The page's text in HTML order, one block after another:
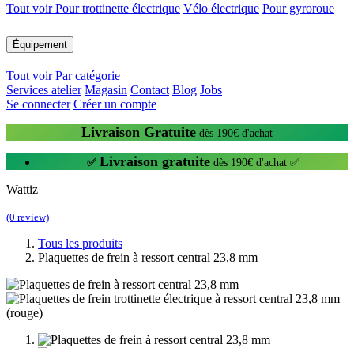
Tout voirPour trottinette électrique Vélo électrique Pour gyroroue
Équipement
Tout voirPar catégorie
Services atelier Magasin Contact Blog Jobs
Se connecter Créer un compte
Livraison Gratuite dès 190€ d'achat
✅ Livraison gratuite dès 190€ d'achat ✅
Wattiz
(0 review)
Tous les produits
Plaquettes de frein à ressort central 23,8 mm